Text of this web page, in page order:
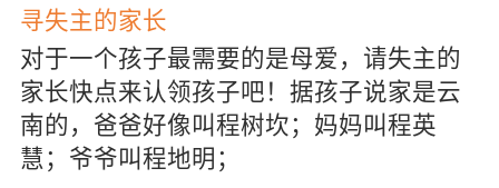
寻失主的家长
对于一个孩子最需要的是母爱，请失主的
家长快点来认领孩子吧！据孩子说家是云
南的，爸爸好像叫程树坎；妈妈叫程英
慧；爷爷叫程地明；